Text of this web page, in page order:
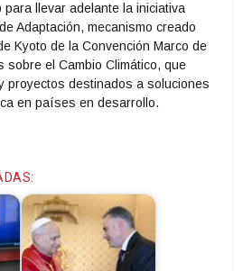
para llevar adelante la iniciativa
Adaptación, mecanismo creado
Kyoto de la Convención Marco de
sobre el Cambio Climático, que
proyectos destinados a soluciones
en países en desarrollo.